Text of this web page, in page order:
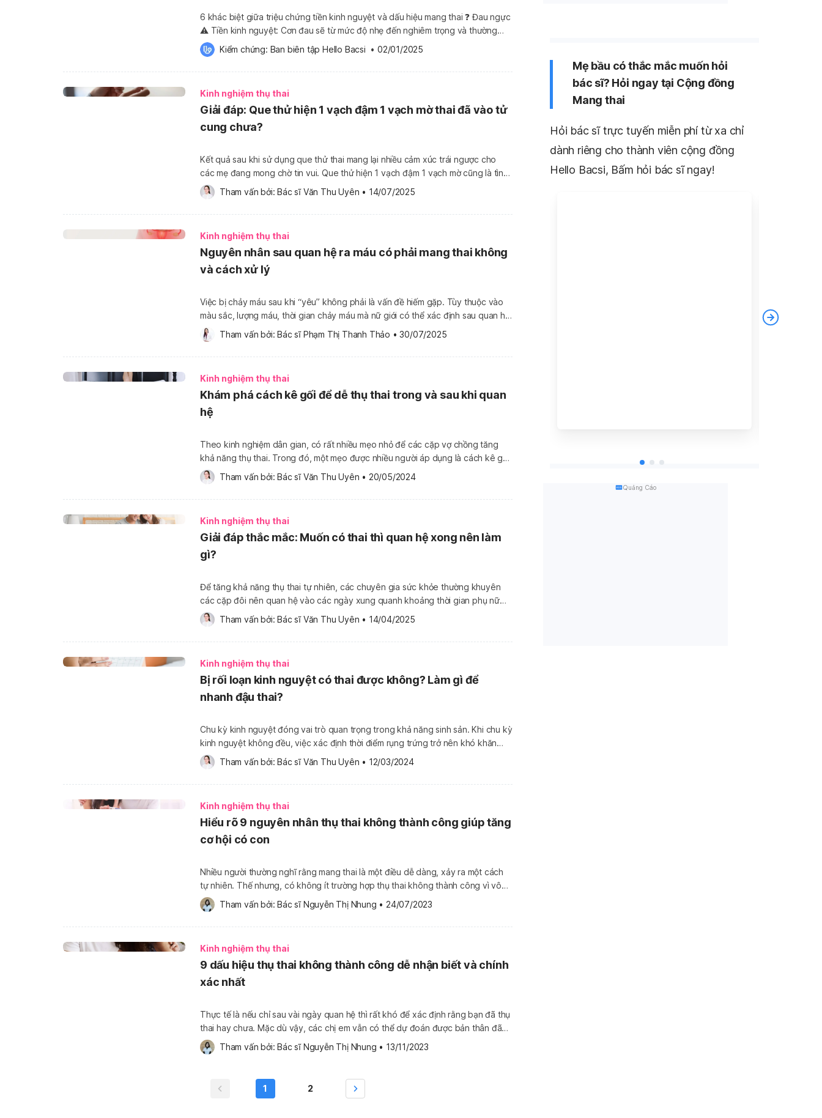
6 khác biệt giữa triệu chứng tiền kinh nguyệt và dấu hiệu mang thai ❓ Đau ngực
⚠️ Tiền kinh nguyệt: Cơn đau sẽ từ mức độ nhẹ đến nghiêm trọng và thường
nghiêm trọng nhất vào ngay trước khi “đèn đỏ” xuất hiện. Đặc biệt, các triệu
chứng có xu hướng nặng hơn ở […]
Kiểm chứng: Ban biên tập Hello Bacsi • 02/01/2025
Kinh nghiệm thụ thai
Giải đáp: Que thử hiện 1 vạch đậm 1 vạch mờ thai đã vào tử
cung chưa?
Kết quả sau khi sử dụng que thử thai mang lại nhiều cảm xúc trái ngược cho
các mẹ đang mong chờ tin vui. Que thử hiện 1 vạch đậm 1 vạch mờ cũng là tình
huống thường gặp. Nó khiến các chị em lo lắng không biết mình có thai không
hoặc 1 vạch […]
Tham vấn bởi: Bác sĩ Văn Thu Uyên • 14/07/2025
Kinh nghiệm thụ thai
Nguyên nhân sau quan hệ ra máu có phải mang thai không
và cách xử lý
Việc bị chảy máu sau khi “yêu” không phải là vấn đề hiếm gặp. Tùy thuộc vào
màu sắc, lượng máu, thời gian chảy máu mà nữ giới có thể xác định sau quan hệ
ra máu có phải mang thai không. Hãy tham khảo bài viết dưới đây của Hello
Bacsi để có được […]
Tham vấn bởi: Bác sĩ Phạm Thị Thanh Thảo • 30/07/2025
Kinh nghiệm thụ thai
Khám phá cách kê gối để dễ thụ thai trong và sau khi quan
hệ
Theo kinh nghiệm dân gian, có rất nhiều mẹo nhỏ để các cặp vợ chồng tăng
khả năng thụ thai. Trong đó, một mẹo được nhiều người áp dụng là cách kê gối
để dễ thụ thai trong và sau khi quan hệ. Thực tế, có một số cặp đôi gặp khó
khăn khi cố gắng […]
Tham vấn bởi: Bác sĩ Văn Thu Uyên • 20/05/2024
Kinh nghiệm thụ thai
Giải đáp thắc mắc: Muốn có thai thì quan hệ xong nên làm
gì?
Để tăng khả năng thụ thai tự nhiên, các chuyên gia sức khỏe thường khuyên
các cặp đôi nên quan hệ vào các ngày xung quanh khoảng thời gian phụ nữ
rụng trứng. Thế nhưng, không phải cứ “yêu” trong ngày trứng rụng thì sẽ mang
thai. Vậy, nếu các cặp đôi muốn có thai […]
Tham vấn bởi: Bác sĩ Văn Thu Uyên • 14/04/2025
Kinh nghiệm thụ thai
Bị rối loạn kinh nguyệt có thai được không? Làm gì để
nhanh đậu thai?
Chu kỳ kinh nguyệt đóng vai trò quan trọng trong khả năng sinh sản. Khi chu kỳ
kinh nguyệt không đều, việc xác định thời điểm rụng trứng trở nên khó khăn
hơn, có thể dẫn đến khả năng thụ thai tự nhiên theo đó mà cũng giảm đi. Tuy
nhiên, điều này không có […]
Tham vấn bởi: Bác sĩ Văn Thu Uyên • 12/03/2024
Kinh nghiệm thụ thai
Hiểu rõ 9 nguyên nhân thụ thai không thành công giúp tăng
cơ hội có con
Nhiều người thường nghĩ rằng mang thai là một điều dễ dàng, xảy ra một cách
tự nhiên. Thế nhưng, có không ít trường hợp thụ thai không thành công vì vô
vàn những nguyên nhân khác nhau. Việc nhận biết rõ những nguyên nhân sẽ
giúp các cặp đôi rút kinh nghiệm, tìm ra […]
Tham vấn bởi: Bác sĩ Nguyễn Thị Nhung • 24/07/2023
Kinh nghiệm thụ thai
9 dấu hiệu thụ thai không thành công dễ nhận biết và chính
xác nhất
Thực tế là nếu chỉ sau vài ngày quan hệ thì rất khó để xác định rằng bạn đã thụ
thai hay chưa. Mặc dù vậy, các chị em vẫn có thể dự đoán được bản thân đã
“cấn bầu” hay không dựa vào những dấu hiệu thụ thai không thành công mà
Hello Bacsi […]
Tham vấn bởi: Bác sĩ Nguyễn Thị Nhung • 13/11/2023
1 2
Mẹ bầu có thắc mắc muốn hỏi
bác sĩ? Hỏi ngay tại Cộng đồng
Mang thai
Hỏi bác sĩ trực tuyến miễn phí từ xa chỉ
dành riêng cho thành viên cộng đồng
Hello Bacsi, Bấm hỏi bác sĩ ngay!
Quảng Cáo